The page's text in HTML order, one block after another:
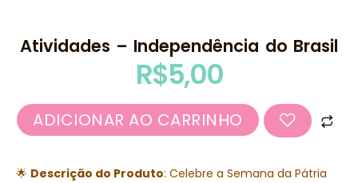
Atividades – Independência do Brasil
R$5,00
ADICIONAR AO CARRINHO
🌟 Descrição do Produto: Celebre a Semana da Pátria